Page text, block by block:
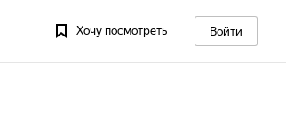
Хочу посмотреть Войти